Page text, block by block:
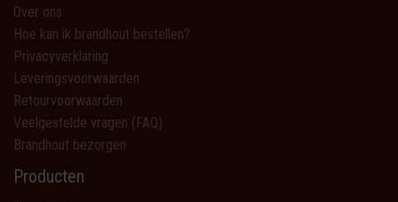
Over ons
Hoe kan ik brandhout bestellen?
Privacyverklaring
Leveringsvoorwaarden
Retourvoorwaarden
Veelgestelde vragen (FAQ)
Brandhout bezorgen
Producten